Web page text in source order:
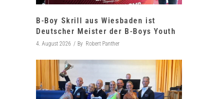
B-Boy Skrill aus Wiesbaden ist
Deutscher Meister der B-Boys Youth
4. August 2026 By Robert Panther